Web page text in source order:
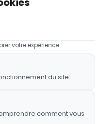
de bois
granulés de
votre expérience.
du site.
comment vous